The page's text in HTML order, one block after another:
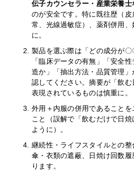
伝子カウンセラー・産業栄養士
のが安全です。特に既往歴（
常、光線過敏症）、薬剤併用
に。
製品を選ぶ際は「どの成分が〇
「臨床データの有無」「安全
造か」「抽出方法・品質管理
認してください。摘要が「飲
表現されているものは慎重に。
外用＋内服の併用であること
こと（誤解で「飲むだけで日
ように）。
継続性・ライフスタイルとの
傘・衣類の遮蔽、日焼け回数
ります。